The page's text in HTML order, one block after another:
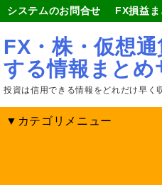
システムのお問合せ FX損益ま
FX・株・仮想
する情報まとめ
投資は信用できる情報をどれだけ早く
▼カテゴリメニュー